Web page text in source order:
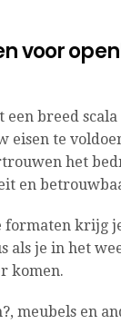
voor
een breed
eisen te
het
en
formaten krijg
als je in het
komen.
meubels en